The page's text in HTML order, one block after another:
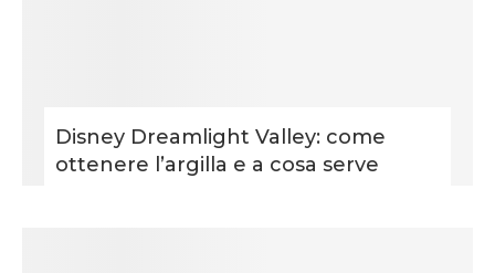
Disney Dreamlight Valley: come
ottenere l’argilla e a cosa serve